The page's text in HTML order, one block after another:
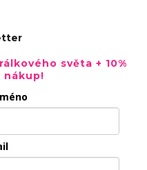
světa + 10%
nákup!